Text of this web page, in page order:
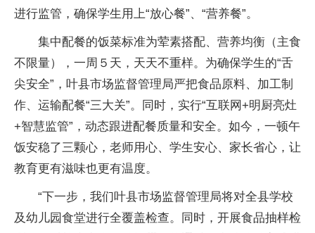
进行监管，确保学生用上“放心餐”、“营养餐”。
集中配餐的饭菜标准为荤素搭配、营养均衡（主食
不限量），一周５天，天天不重样。为确保学生的“舌
尖安全”，叶县市场监督管理局严把食品原料、加工制
作、运输配餐“三大关”。同时，实行“互联网+明厨亮灶
+智慧监管”，动态跟进配餐质量和安全。如今，一顿午
饭安稳了三颗心，老师用心、学生安心、家长省心，让
教育更有滋味也更有温度。
“下一步，我们叶县市场监督管理局将对全县学校
及幼儿园食堂进行全覆盖检查。同时，开展食品抽样检